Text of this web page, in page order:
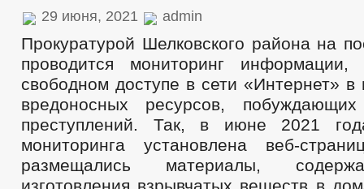
29 июня, 2021 admin
Прокуратурой Шелковского района на
проводится мониторинг
свободном доступе в сети «Интернет» в
вредоносных ресурсов,
преступлений. Так, в июне 2021
мониторинга установлена веб-
размещались материалы,